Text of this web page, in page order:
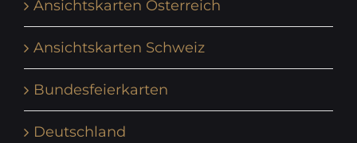
Ansichtskarten Österreich
Ansichtskarten Schweiz
Bundesfeierkarten
Deutschland